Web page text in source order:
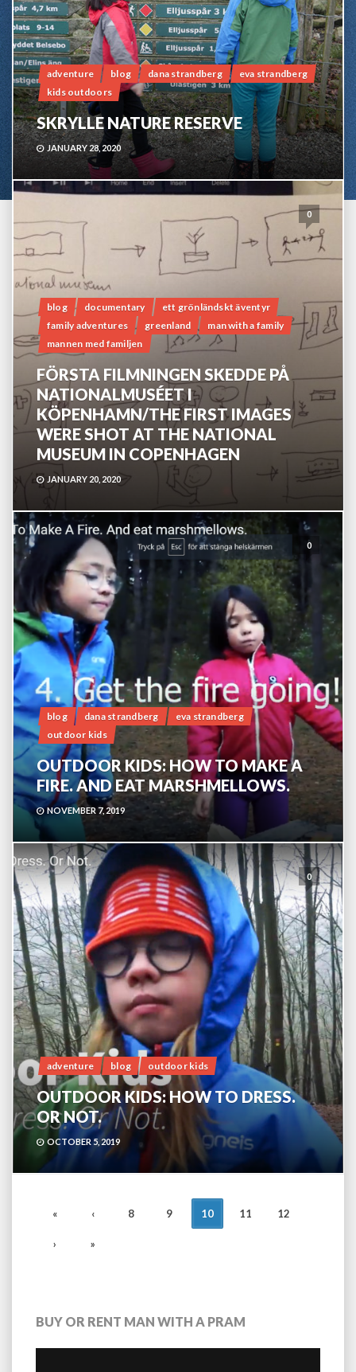
adventure blog dana strandberg
eva strandberg
kids outdoors
SKRYLLE NATURE RESERVE
JANUARY 28, 2020
0
blog documentary
ett grönländskt äventyr
family adventures
greenland
man with a family
mannen med familjen
FÖRSTA FILMNINGEN SKEDDE PÅ
NATIONALMUSÉET I
KÖPENHAMN/THE FIRST IMAGES
WERE SHOT AT THE NATIONAL
MUSEUM IN COPENHAGEN
JANUARY 20, 2020
0
blog dana strandberg
eva strandberg
outdoor kids
OUTDOOR KIDS: HOW TO MAKE A
FIRE. AND EAT MARSHMELLOWS.
NOVEMBER 7, 2019
0
adventure blog outdoor kids
OUTDOOR KIDS: HOW TO DRESS.
OR NOT.
OCTOBER 5, 2019
POSTS
NAVIGATION
« ‹ 8 9 10 11 12
› »
BUY OR RENT MAN WITH A PRAM